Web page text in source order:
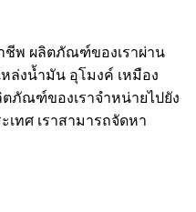
าชีพ ผลิตภัณฑ์ของเราผ่าน
ล่งน้ำมัน อุโมงค์ เหมือง
ภัณฑ์ของเราจำหน่ายไปยัง
เทศ เราสามารถจัดหา